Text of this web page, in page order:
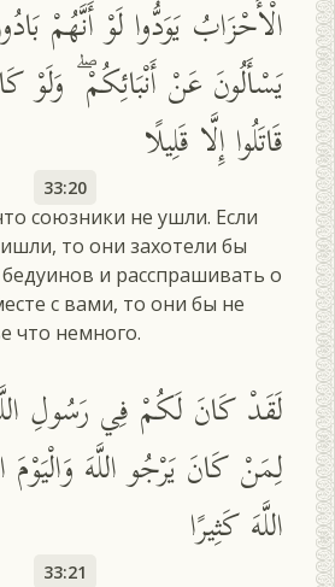
الْأَحْزَابُ يَوَدُّوا لَوْ أَنَّهُمْ
يَسْأَلُونَ عَنْ أَنْبَائِكُمْ ۖ وَلَوْ
قَاتَلُوا إِلَّا قَلِيلًا
33:20
союзники не ушли. Если
то они захотели бы
и расспрашивать о
с вами, то они бы не
что немного.
لَقَدْ كَانَ لَكُمْ فِي رَسُولِ
لِمَنْ كَانَ يَرْجُو اللَّهَ
اللَّهَ كَثِيرًا
33:21